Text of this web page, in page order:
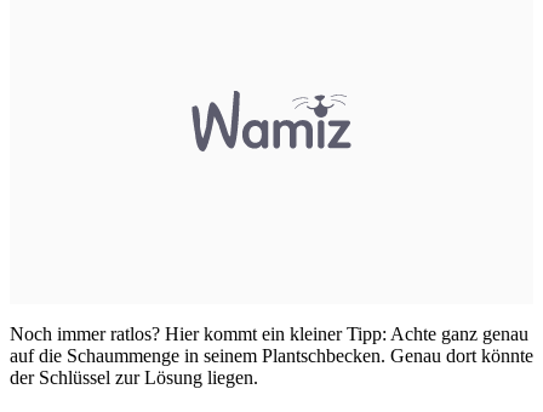
Noch immer ratlos? Hier kommt ein kleiner Tipp: Achte ganz genau
auf die Schaummenge in seinem Plantschbecken. Genau dort könnte
der Schlüssel zur Lösung liegen.